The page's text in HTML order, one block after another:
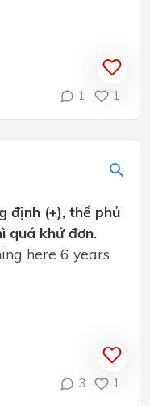
1 1
định (+), thể phủ
quá khứ đơn.
here 6 years
3 1